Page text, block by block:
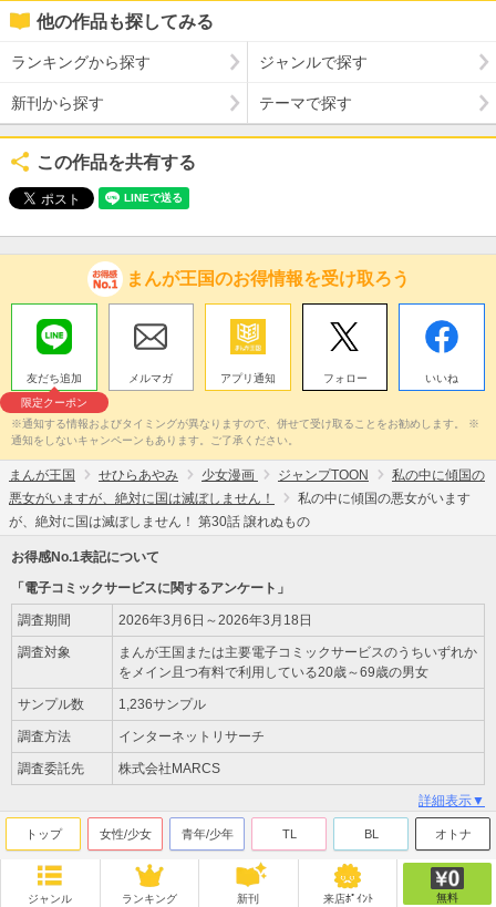
他の作品も探してみる
ランキングから探す ジャンルで探す
新刊から探す テーマで探す
この作品を共有する
まんが王国のお得情報を受け取ろう
友だち追加
限定クーポン
メルマガ アプリ通知 フォロー いいね
※通知する情報およびタイミングが異なりますので、併せて受け取ることをお勧めします。 ※
通知をしないキャンペーンもあります。ご了承ください。
まんが王国 せひらあやみ 少女漫画 ジャンプTOON
私の中に傾国の
悪女がいますが、絶対に国は滅ぼしません！
私の中に傾国の悪女がいます
が、絶対に国は滅ぼしません！ 第30話 譲れぬもの
お得感No.1表記について
「電子コミックサービスに関するアンケート」
調査期間 2026年3月6日～2026年3月18日
調査対象
まんが王国または主要電子コミックサービスのうちいずれか
をメイン且つ有料で利用している20歳～69歳の男女
サンプル数 1,236サンプル
調査方法 インターネットリサーチ
調査委託先 株式会社MARCS
詳細表示▼
トップ 女性/少女 青年/少年 TL BL オトナ
ジャンル ランキング 新刊 来店ﾎﾟｲﾝﾄ 無料